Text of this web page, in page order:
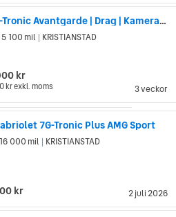
Mercedes-Benz C 220 d 9G-Tronic Avantgarde | Drag | Kamera | Värmare |
3 veckor
5 100 mil KRISTIANSTAD
kr
krexkl. moms
7G-Tronic Plus AMG Sport
2 juli 2026
16 000 mil KRISTIANSTAD
kr